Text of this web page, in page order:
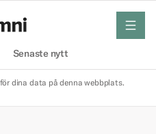
Senaste nytt
meny
dina data på denna webbplats.